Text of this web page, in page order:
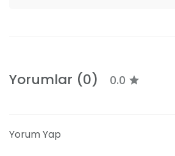
Yorumlar (0) 0.0
Yorum Yap